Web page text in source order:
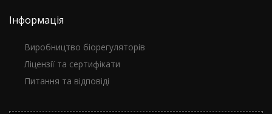
Інформація
Виробництво біорегуляторів
Ліцензії та сертифікати
Питання та відповіді